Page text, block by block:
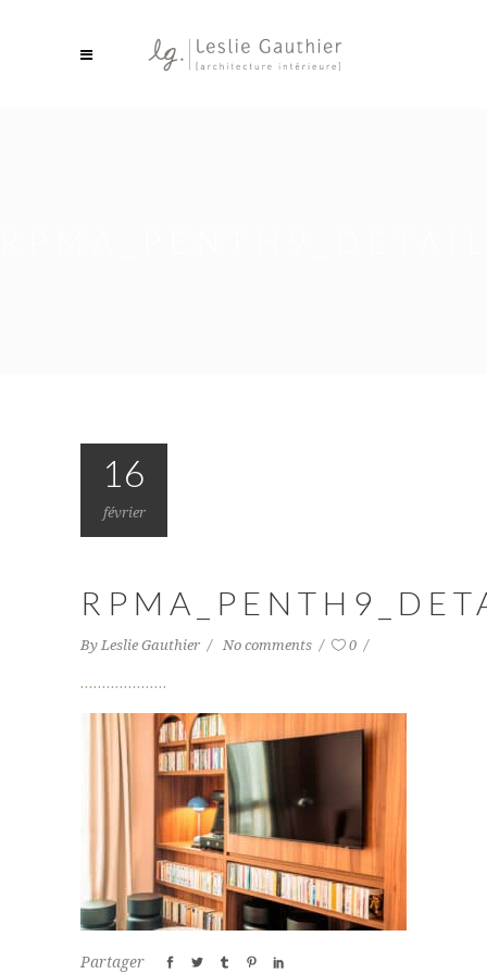
16
février
By Leslie Gauthier No comments 0
Partager